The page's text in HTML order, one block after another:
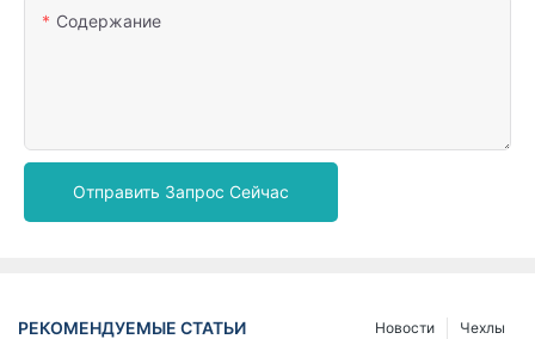
Содержание
Отправить Запрос Сейчас
РЕКОМЕНДУЕМЫЕ СТАТЬИ Чехлы
Новости